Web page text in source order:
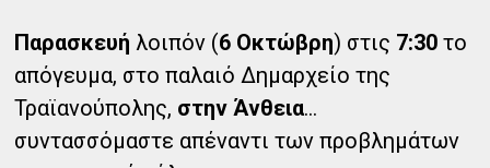
Παρασκευή λοιπόν (6 Οκτώβρη) στις 7:30 το
απόγευμα, στο παλαιό Δημαρχείο της
Τραϊανούπολης, στην Άνθεια...
συντασσόμαστε απέναντι των προβλημάτων